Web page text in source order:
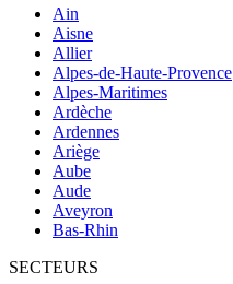
Ain
Aisne
Allier
Alpes-de-Haute-Provence
Alpes-Maritimes
Ardèche
Ardennes
Ariège
Aube
Aude
Aveyron
Bas-Rhin
SECTEURS